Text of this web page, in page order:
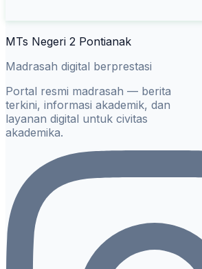
MTs Negeri 2 Pontianak
Madrasah digital berprestasi
Portal resmi madrasah — berita
terkini, informasi akademik, dan
layanan digital untuk civitas
akademika.